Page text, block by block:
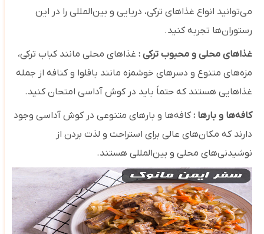
می‌توانید انواع غذاهای ترکی، دریایی و بین‌المللی را در این
رستوران‌ها تجربه کنید.
غذاهای محلی و محبوب ترکی :غذاهای محلی مانند کباب ترکی،
مزه‌های متنوع و دسرهای خوشمزه مانند باقلوا و کنافه از جمله
غذاهایی هستند که حتماً باید در کوش آداسی امتحان کنید.
کافه‌ها و بارها : کافه‌ها و بارهای متنوعی در کوش آداسی وجود
دارند که مکان‌های عالی برای استراحت و لذت بردن از
نوشیدنی‌های محلی و بین‌المللی هستند.